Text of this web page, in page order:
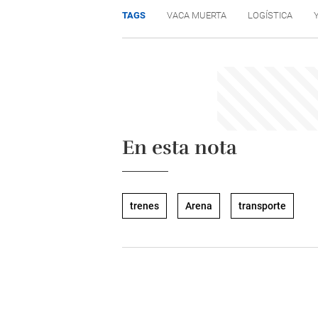
TAGS VACA MUERTA LOGÍSTICA
En esta nota
trenes Arena transporte